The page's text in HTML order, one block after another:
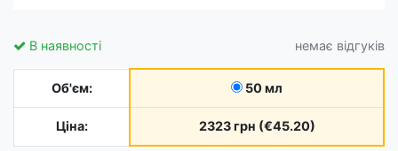
немає відгуків
В наявності
Об'єм: 50 мл
Ціна: 2323 грн (€45.20)